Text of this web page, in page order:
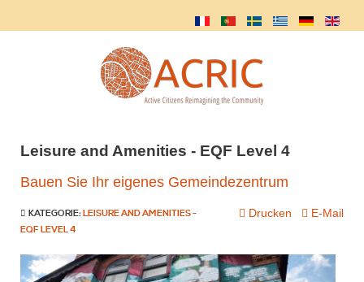
Leisure and Amenities - EQF Level 4
Bauen Sie Ihr eigenes Gemeindezentrum
Drucken E-Mail
KATEGORIE: LEISURE AND AMENITIES -
EQF LEVEL 4